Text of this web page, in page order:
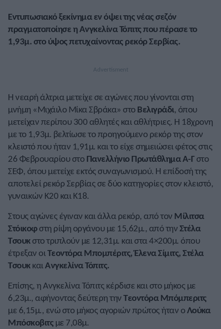
Εντυπωσιακό ξεκίνημα εν όψει της νέας σεζόν
πραγματοποίησε η Ανγκελίνα Τόπιτς που πέρασε το
1,93μ. στο ύψος πετυχαίνοντας ρεκόρ Σερβίας.
Η νεαρή άλτρια μετείχε σε αγώνες που γίνονται στη
μνήμη «Μιχάιλο Μίκα Σβράκα» στο Βελιγράδι, όπου
μετείχαν περίπου 300 αθλητές και αθλήτριες. Η 18χρονη
με το 1,93μ. βελτίωσε το προηγούμενο ρεκόρ της στον
κλειστό που ήταν 1,91μ. και το είχε σημειώσει φέτος στις
26 Φεβρουαρίου στο Πανελλήνιο Πρωτάθλημα Α-Γστο
ΣΕΦ, όπου μετείχε εκτός συναγωνισμού. Η επίδοσή της
αποτελεί ρεκόρ Σερβίας σε δύο κατηγορίες στον κλειστό,
γυναικών Κ20 και Κ18.
Στους αγώνες έγιναν και άλλα ρεκόρ, από τον Μίλιτσα
Στόικοφστη ρίψη οργάνου με 15,62μ., από τηνΣτέλα
Τσουκστο τριπλούν με 12,31μ. και στα 4×200μ. όπου
έτρεξαν οιΤεοντόρα Μπομπέριτς, Έλενα Σίμιτς, Στέλα
ΤσουκκαιΑνγκελίνα Τόπιτς.
Επίσης, η Ανγκελίνα Τόπιτς κέρδισε και στο μήκος με
6,23μ., αφήνοντας δεύτερη τηνΤεοντόρα Μπόμπεριτς
με 6,15μ., ενώ στο μήκος αγοριών πρώτος ήταν οΛούκα
Μπόσκοβιτςμε 7,08μ.